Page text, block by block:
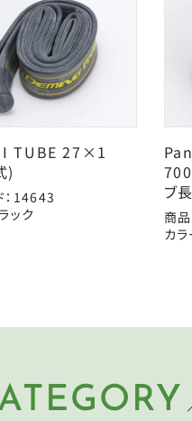
カゴ
ブレーキ
チューブ
ポンプ
ティーエス
マジックワン
永井油業
真田嘉商店
東京ベル製作所
AMERICAN
I TUBE 27×1
)
：14643
ック
ブ
商
カラ
HELMET